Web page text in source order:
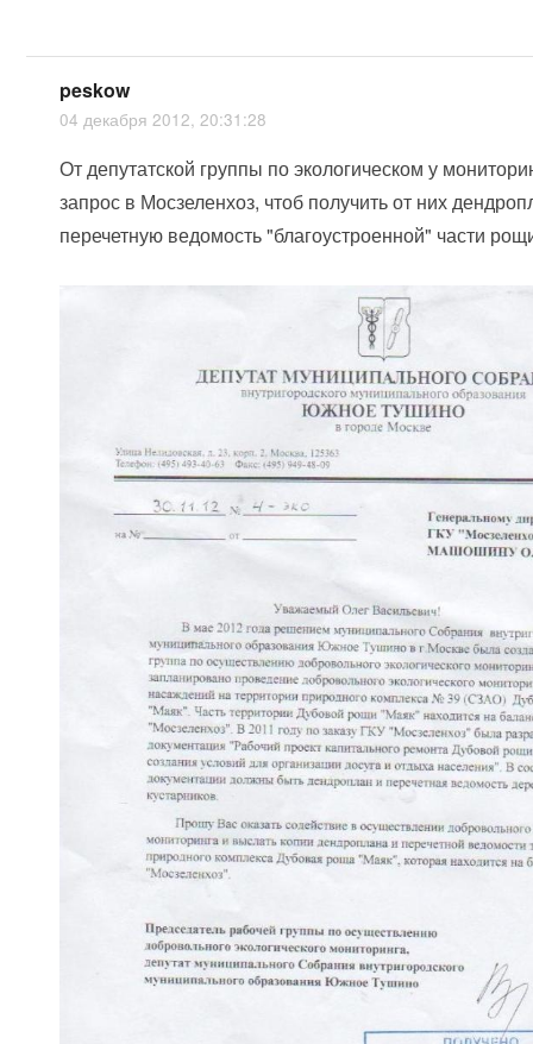
peskow
04 декабря 2012, 20:31:28
От депутатской группы по экологическом у
запрос в Мосзеленхоз, чтоб получить от них
перечетную ведомость "благоустроенной" части